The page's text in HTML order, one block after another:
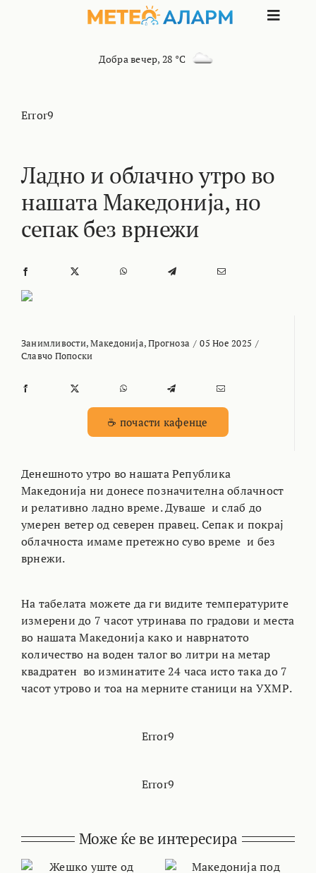
Toggle
КОНТАКТ
Добра вечер, 28 °C
Error9
Ладно и облачно утро во
нашата Македонија, но
сепак без врнежи
Занимливости,Македонија,Прогноза / 05 Ное 2025 /
Славчо Попоски
☕ почасти кафенце
Денешното утро во нашата Република
Македонија ни донесе позначителна облачност
и релативно ладно време. Дуваше и слаб до
умерен ветер од северен правец. Сепак и покрај
облачноста имаме претежно суво време и без
врнежи.
На табелата можете да ги видите температурите
измерени до 7 часот утринава по градови и места
во нашата Македонија како и наврнатото
количество на воден талог во литри на метар
квадратен во изминатите 24 часа исто така до 7
часот утрово и тоа на мерните станици на УХМР.
Error9
Error9
Може ќе ве интересира